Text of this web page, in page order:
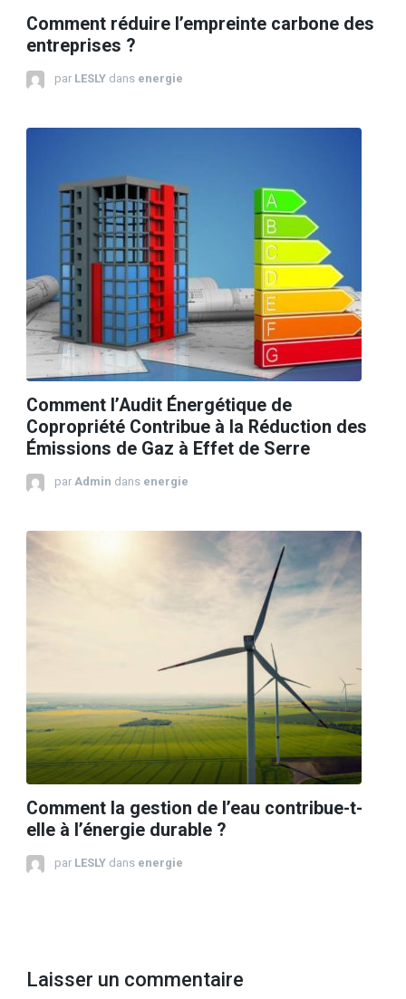
Comment réduire l’empreinte carbone des
entreprises ?
par LESLY dans energie
Comment l’Audit Énergétique de
Copropriété Contribue à la Réduction des
Émissions de Gaz à Effet de Serre
par Admin dans energie
Comment la gestion de l’eau contribue-t-
elle à l’énergie durable ?
par LESLY dans energie
Laisser un commentaire